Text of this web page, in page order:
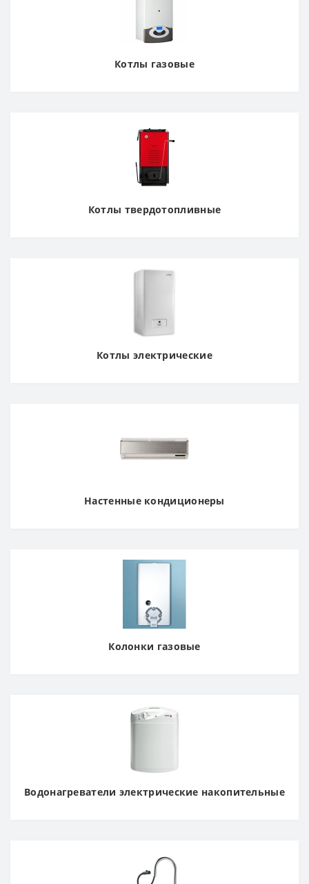
Котлы газовые
Котлы твердотопливные
Котлы электрические
Настенные кондиционеры
Колонки газовые
Водонагреватели электрические накопительные